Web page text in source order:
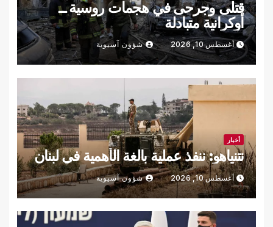
قتلى وجرحى في هجمات روسية ــ
أوكرانية متبادلة
أغسطس 10, 2026 شؤون آسيوية
أخبار
نتنياهو: ننفذ عملية بالغة الأهمية في لبنان
أغسطس 10, 2026 شؤون آسيوية